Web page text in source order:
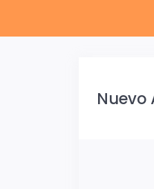
Nuevo